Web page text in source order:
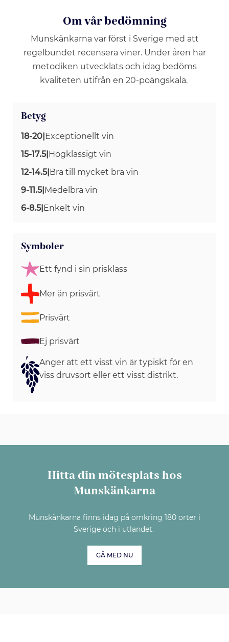
Om vår bedömning
Munskänkarna var först i Sverige med att
regelbundet recensera viner. Under åren har
metodiken utvecklats och idag bedöms
kvaliteten utifrån en 20-poängskala.
Betyg
18-20|Exceptionellt vin
15-17.5|Högklassigt vin
12-14.5|Bra till mycket bra vin
9-11.5|Medelbra vin
6-8.5|Enkelt vin
Symboler
Ett fynd i sin prisklass
Mer än prisvärt
Prisvärt
Ej prisvärt
Anger att ett visst vin är typiskt för en
viss druvsort eller ett visst distrikt.
Hitta din mötesplats hos
Munskänkarna
Munskänkarna finns idag på omkring 180 orter i
Sverige och i utlandet.
GÅ MED NU